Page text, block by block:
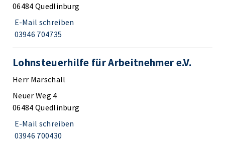
06484 Quedlinburg
E-Mail schreiben
03946 704735
Lohnsteuerhilfe für Arbeitnehmer e.V.
Herr Marschall
Neuer Weg 4
06484 Quedlinburg
E-Mail schreiben
03946 700430